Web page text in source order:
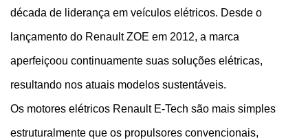
década de liderança em veículos elétricos. Desde o
lançamento do Renault ZOE em 2012, a marca
aperfeiçoou continuamente suas soluções elétricas,
resultando nos atuais modelos sustentáveis.
Os motores elétricos Renault E-Tech são mais simples
estruturalmente que os propulsores convencionais,